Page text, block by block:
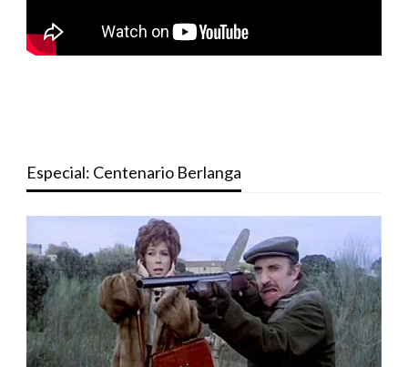
Especial: Centenario Berlanga